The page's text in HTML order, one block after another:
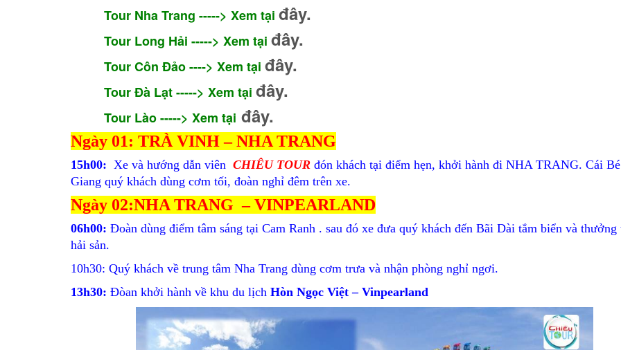
Tour Nha Trang -----> Xem tại đây.
Tour Long Hải -----> Xem tại đây.
Tour Côn Đảo ----> Xem tại đây.
Tour Đà Lạt-----> Xem tại đây.
Tour Lào -----> Xem tại đây.
Ngày 01: TRÀ VINH – NHA TRANG
15h00: Xe và hướng dẫn viên CHIÊU TOUR đón khách tại điểm hẹn, khởi hành đi NHA TRANG. Cái
Giang quý khách dùng cơm tối, đoàn nghỉ đêm trên xe.
Ngày 02:NHA TRANG – VINPEARLAND
06h00: Đoàn dùng điểm tâm sáng tại Cam Ranh . sau đó xe đưa quý khách đến Bãi Dài tắm biển và thưởng
hải sản.
10h30: Quý khách về trung tâm Nha Trang dùng cơm trưa và nhận phòng nghỉ ngơi.
13h30: Đòan khởi hành về khu du lịch Hòn Ngọc Việt – Vinpearland